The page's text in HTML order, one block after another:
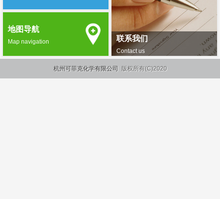
联系我们
Contact us
地图导航
Map navigation
杭州可菲克化学有限公司 版权所有(C)2020